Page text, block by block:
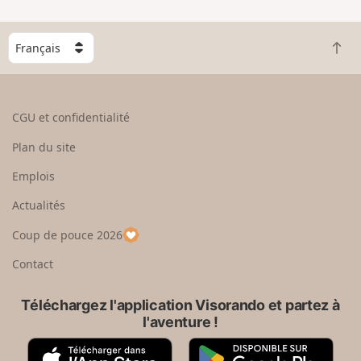
g
n
C
h
o
e
u
p
a
R
e
CGU et confidentialité
Plan du site
Emplois
Actualités
Coup de pouce 2026
Contact
Téléchargez l'application Visorando et partez à
l'aventure !
A
G